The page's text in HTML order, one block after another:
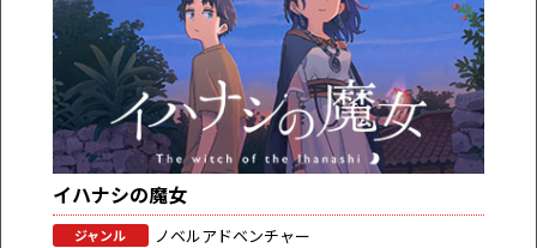
イハナシの魔女
ジャンル ノベルアドベンチャー